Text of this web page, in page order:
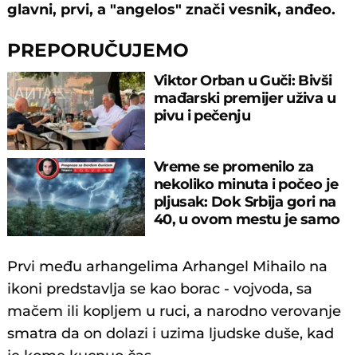
glavni, prvi, a "angelos" znači vesnik, anđeo.
PREPORUČUJEMO
Viktor Orban u Guči: Bivši
mađarski premijer uživa u
pivu i pečenju
Vreme se promenilo za
nekoliko minuta i počeo je
pljusak: Dok Srbija gori na
40, u ovom mestu je samo
Prvi među arhangelima Arhangel Mihailo na
ikoni predstavlja se kao borac - vojvoda, sa
mačem ili kopljem u ruci, a narodno verovanje
smatra da on dolazi i uzima ljudske duše, kad